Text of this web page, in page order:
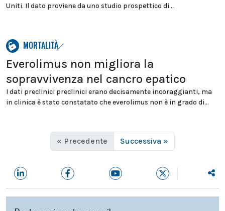
Uniti. Il dato proviene da uno studio prospettico di...
MORTALITÀ
Everolimus non migliora la
sopravvivenza nel cancro epatico
I dati preclinici preclinici erano decisamente incoraggianti, ma
in clinica è stato constatato che everolimus non è in grado di...
« Precedente Successiva »